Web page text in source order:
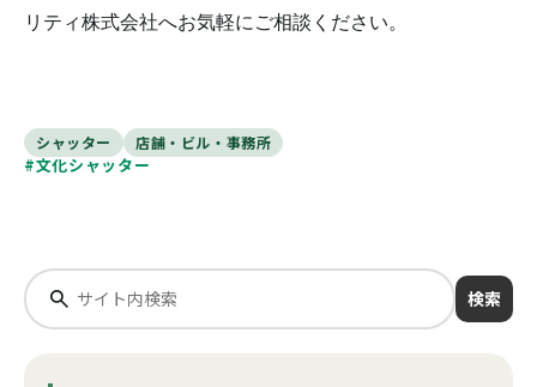
リティ株式会社へお気軽にご相談ください。
シャッター 店舗・ビル・事務所
#文化シャッター
検索